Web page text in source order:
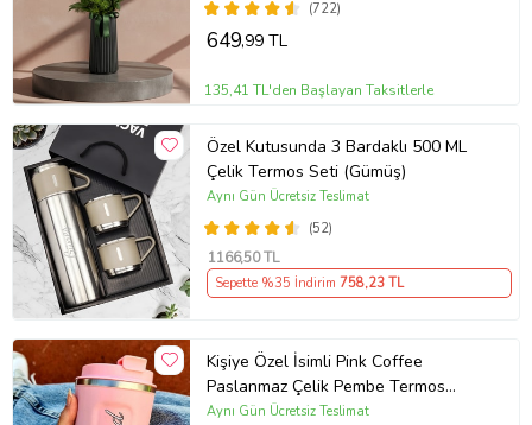
(722)
649,99 TL
135,41 TL'den Başlayan Taksitlerle
Özel Kutusunda 3 Bardaklı 500 ML
Çelik Termos Seti (Gümüş)
(52)
Aynı Gün Ücretsiz Teslimat
1166,50 TL
Sepette %35 İndirim 758,23 TL
Kişiye Özel İsimli Pink Coffee
Paslanmaz Çelik Pembe Termos
Bardak
Aynı Gün Ücretsiz Teslimat